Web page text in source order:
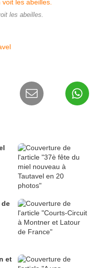
les abeilles.
de
et